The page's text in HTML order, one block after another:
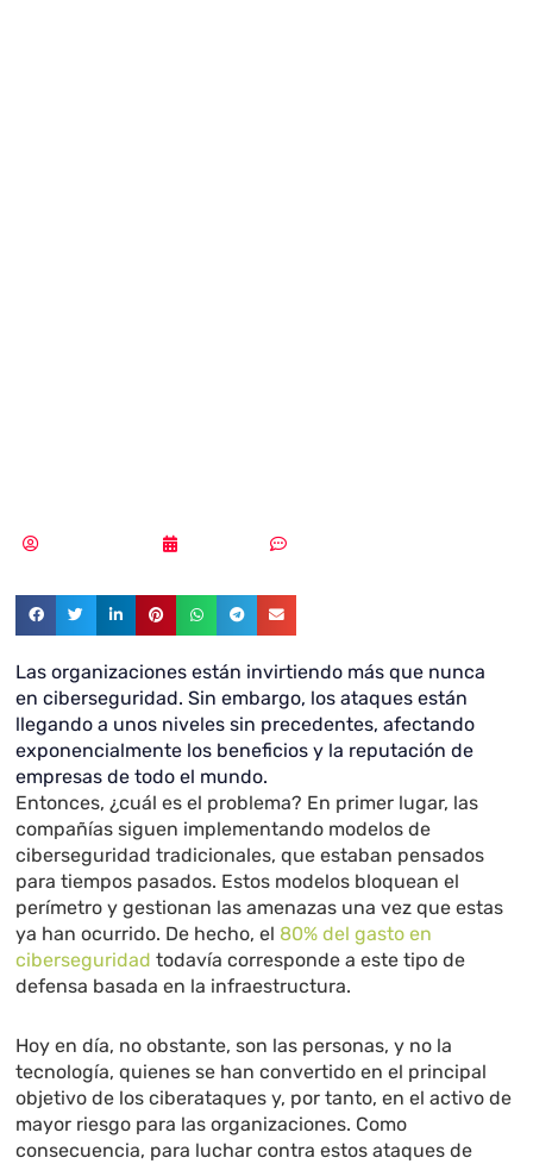
Las organizaciones están invirtiendo más que nunca
en ciberseguridad. Sin embargo, los ataques están
llegando a unos niveles sin precedentes, afectando
exponencialmente los beneficios y la reputación de
empresas de todo el mundo.
Entonces, ¿cuál es el problema? En primer lugar, las
compañías siguen implementando modelos de
ciberseguridad tradicionales, que estaban pensados
para tiempos pasados. Estos modelos bloquean el
perímetro y gestionan las amenazas una vez que estas
ya han ocurrido. De hecho, el 80% del gasto en
ciberseguridad todavía corresponde a este tipo de
defensa basada en la infraestructura.
Hoy en día, no obstante, son las personas, y no la
tecnología, quienes se han convertido en el principal
objetivo de los ciberataques y, por tanto, en el activo de
mayor riesgo para las organizaciones. Como
consecuencia, para luchar contra estos ataques de